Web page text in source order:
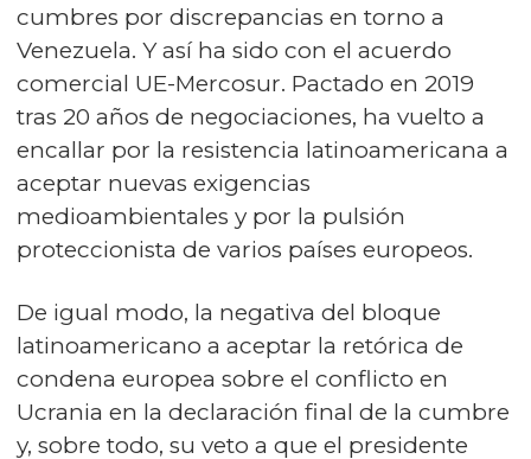
cumbres por discrepancias en torno a
Venezuela. Y así ha sido con el acuerdo
comercial UE-Mercosur. Pactado en 2019
tras 20 años de negociaciones, ha vuelto a
encallar por la resistencia latinoamericana a
aceptar nuevas exigencias
medioambientales y por la pulsión
proteccionista de varios países europeos.
De igual modo, la negativa del bloque
latinoamericano a aceptar la retórica de
condena europea sobre el conflicto en
Ucrania en la declaración final de la cumbre
y, sobre todo, su veto a que el presidente